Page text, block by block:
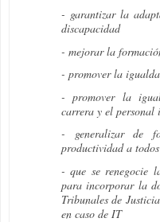
- garantizar la
discapacidad
- mejorar la
- promover la
- promover la
carrera y el personal
- generalizar de
productividad a
- que se renegocie
para incorporar la
Tribunales de
en caso de IT